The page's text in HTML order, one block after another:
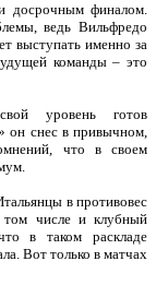
досрочным финалом.
ведь Вильфредо
выступать именно за
команды – это
уровень готов
он снес в привычном,
что в своем
в противовес
том числе и клубный
в таком раскладе
Вот только в матчах